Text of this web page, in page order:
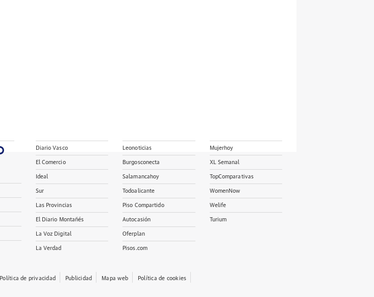
Diario Vasco
El Comercio
Ideal
Sur
Las Provincias
El Diario Montañés
La Voz Digital
La Verdad
Leonoticias
Burgosconecta
Salamancahoy
Todoalicante
Piso Compartido
Autocasión
Oferplan
Pisos.com
Mujerhoy
XL Semanal
TopComparativas
WomenNow
Welife
Turium
Política de privacidad Publicidad Mapa web Política de cookies